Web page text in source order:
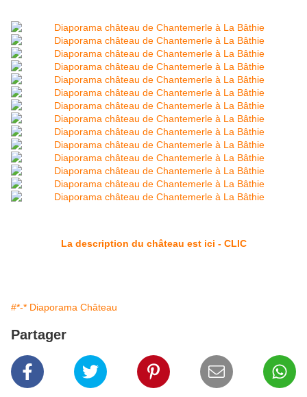
La description du château est ici - CLIC
#*-* Diaporama Château
Partager